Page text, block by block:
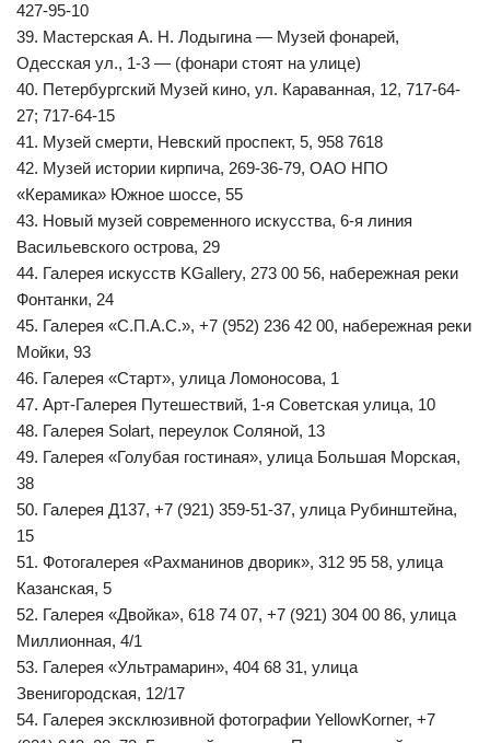
427-95-10
39. Мастерская А. Н. Лодыгина — Музей фонарей,
Одесская ул., 1-3 — (фонари стоят на улице)
40. Петербургский Музей кино, ул. Караванная, 12, 717-64-
27; 717-64-15
41. Музей смерти, Невский проспект, 5, 958 7618
42. Музей истории кирпича, 269-36-79, ОАО НПО
«Керамика» Южное шоссе, 55
43. Новый музей современного искусства, 6-я линия
Васильевского острова, 29
44. Галерея искусств KGallery, 273 00 56, набережная реки
Фонтанки, 24
45. Галерея «С.П.А.С.», +7 (952) 236 42 00, набережная реки
Мойки, 93
46. Галерея «Старт», улица Ломоносова, 1
47. Арт-Галерея Путешествий, 1-я Советская улица, 10
48. Галерея Solart, переулок Соляной, 13
49. Галерея «Голубая гостиная», улица Большая Морская,
38
50. Галерея Д137, +7 (921) 359-51-37, улица Рубинштейна,
15
51. Фотогалерея «Рахманинов дворик», 312 95 58, улица
Казанская, 5
52. Галерея «Двойка», 618 74 07, +7 (921) 304 00 86, улица
Миллионная, 4/1
53. Галерея «Ультрамарин», 404 68 31, улица
Звенигородская, 12/17
54. Галерея эксклюзивной фотографии YellowKorner, +7